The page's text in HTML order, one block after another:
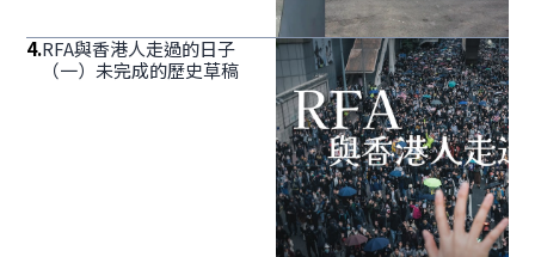
4.RFA與香港人走過的日子
（一）未完成的歷史草稿